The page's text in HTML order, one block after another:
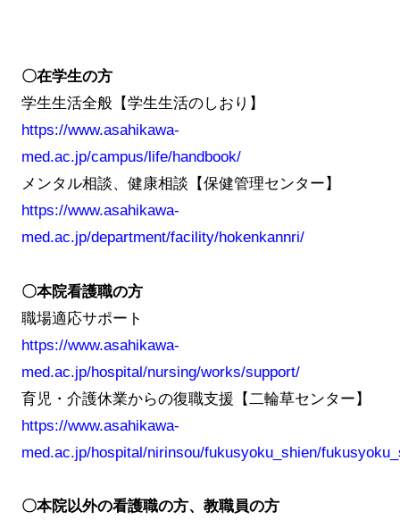
〇在学生の方
学生生活全般【学生生活のしおり】
https://www.asahikawa-
med.ac.jp/campus/life/handbook/
メンタル相談、健康相談【保健管理センター】
https://www.asahikawa-
med.ac.jp/department/facility/hokenkannri/
〇本院看護職の方
職場適応サポート
https://www.asahikawa-
med.ac.jp/hospital/nursing/works/support/
育児・介護休業からの復職支援【二輪草センター】
https://www.asahikawa-
med.ac.jp/hospital/nirinsou/fukusyoku_shien/
〇本院以外の看護職の方、教職員の方